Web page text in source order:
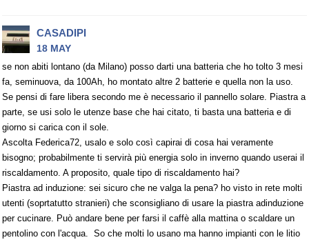
CASADIPI
18 MAY
se non abiti lontano (da Milano) posso darti una batteria che ho tolto 3 mesi
fa, seminuova, da 100Ah, ho montato altre 2 batterie e quella non la uso.
Se pensi di fare libera secondo me è necessario il pannello solare. Piastra a
parte, se usi solo le utenze base che hai citato, ti basta una batteria e di
giorno si carica con il sole.
Ascolta Federica72, usalo e solo così capirai di cosa hai veramente
bisogno; probabilmente ti servirà più energia solo in inverno quando userai il
riscaldamento. A proposito, quale tipo di riscaldamento hai?
Piastra ad induzione: sei sicuro che ne valga la pena? ho visto in rete molti
utenti (soprtatutto stranieri) che sconsigliano di usare la piastra adinduzione
per cucinare. Può andare bene per farsi il caffè alla mattina o scaldare un
pentolino con l'acqua. So che molti lo usano ma hanno impianti con le litio